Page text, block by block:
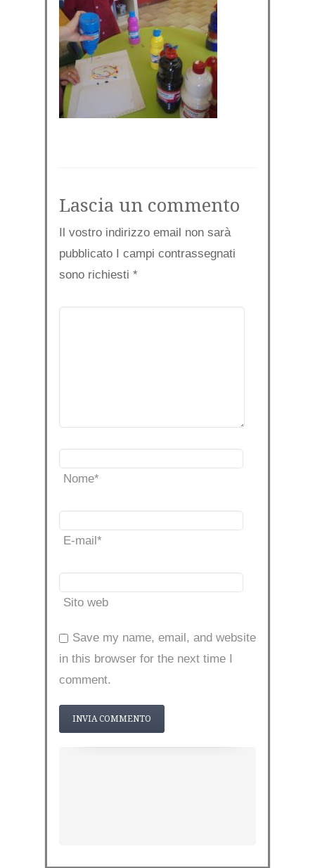
Lascia un commento
Il vostro indirizzo email non sarà
pubblicato I campi contrassegnati
sono richiesti *
Nome*
E-mail*
Sito web
Save my name, email, and website
in this browser for the next time I
comment.